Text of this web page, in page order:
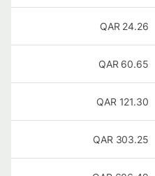
24.26
QAR
60.65
QAR
121.30
QAR
303.25
QAR